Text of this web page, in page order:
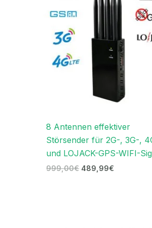
8 Antennen effektiver
Störsender für 2G-, 3G-,
und LOJACK-GPS-WIFI-
999,00€ 489,99€